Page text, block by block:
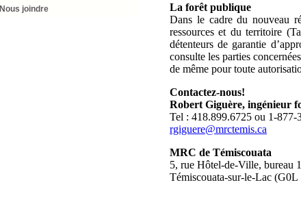
Nous joindre
La forêt publique
Dans le cadre du nouveau
ressources et du territoire
détenteurs de garantie
consulte les parties
de même pour toute
Contactez-nous!
Robert Giguère, ingénieur
Tel : 418.899.6725 ou 1-877-
rgiguere@mrctemis.ca
MRC de Témiscouata
5, rue Hôtel-de-Ville, bureau
Témiscouata-sur-le-Lac